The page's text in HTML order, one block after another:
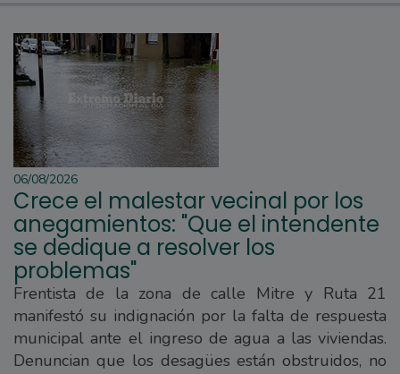
06/08/2026
Crece el malestar vecinal por los
anegamientos: "Que el intendente
se dedique a resolver los
problemas"
Frentista de la zona de calle Mitre y Ruta 21
manifestó su indignación por la falta de respuesta
municipal ante el ingreso de agua a las viviendas.
Denuncian que los desagües están obstruidos, no